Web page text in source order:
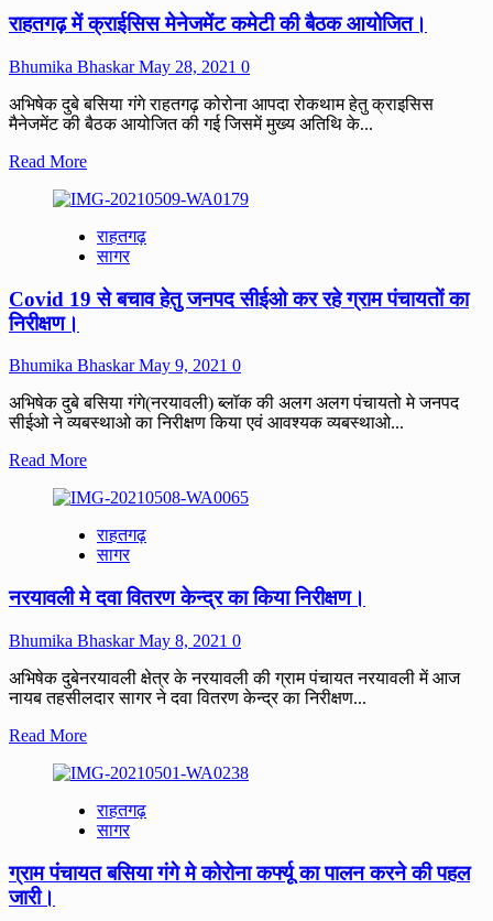
के
कोरोना
का
शुभारंभ,
का
आभार।
राहतगढ़ में क्राईसिस मेनेजमेंट कमेटी की बैठक आयोजित।
Bhumika BhaskarMay 28, 2021 0
अभिषेक दुबे बसिया गंगे राहतगढ़ कोरोना आपदा रोकथाम हेतु क्राइसिस
मैनेजमेंट की बैठक आयोजित की गई जिसमें मुख्य अतिथि के...
Read MoreRead
about
क्राईसिस
कमेटी
आयोजित।
राहतगढ़
सागर
Covid 19 से बचाव हेतु जनपद सीईओ कर रहे ग्राम पंचायतों का
निरीक्षण।
Bhumika BhaskarMay 9, 2021 0
अभिषेक दुबे बसिया गंगे(नरयावली) ब्लॉक की अलग अलग पंचायतो मे जनपद
सीईओ ने व्यबस्थाओ का निरीक्षण किया एवं आवश्यक व्यबस्थाओ...
Read MoreRead
about
19
से
हेतु
सीईओ
रहे
ग्राम
का
राहतगढ़
सागर
नरयावली मे दवा वितरण केन्द्र का किया निरीक्षण।
Bhumika BhaskarMay 8, 2021 0
अभिषेक दुबेनरयावली क्षेत्र के नरयावली की ग्राम पंचायत नरयावली में आज
नायब तहसीलदार सागर ने दवा वितरण केन्द्र का निरीक्षण...
Read MoreRead
about
दवा
केन्द्र
राहतगढ़
सागर
ग्राम पंचायत बसिया गंगे मे कोरोना कर्फ्यू का पालन करने की पहल
जारी।